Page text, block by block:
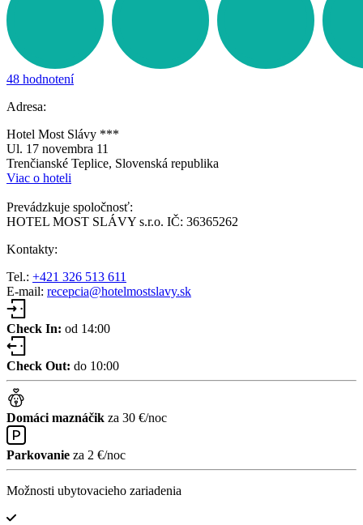
48 hodnotení
Adresa:
Hotel Most Slávy ***
Ul. 17 novembra 11
Trenčianské Teplice, Slovenská republika
Viac o hoteli
Prevádzkuje spoločnosť:
HOTEL MOST SLÁVY s.r.o. IČ: 36365262
Kontakty:
Tel.: +421 326 513 611
E-mail: recepcia@hotelmostslavy.sk
Check In: od 14:00
Check Out: do 10:00
Domáci maznáčik za 30 €/noc
Parkovanie za 2 €/noc
Možnosti ubytovacieho zariadenia